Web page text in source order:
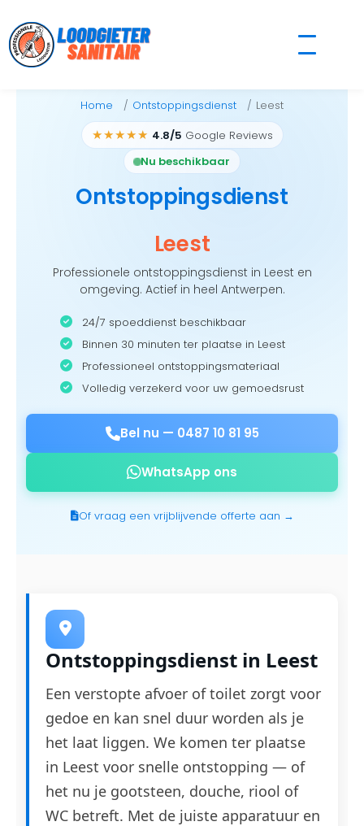
to
content
Home Ontstoppingsdienst Leest
★★★★★ 4.8/5 Google Reviews
Nu beschikbaar
Ontstoppingsdienst
Leest
Professionele ontstoppingsdienst in Leest en
omgeving. Actief in heel Antwerpen.
24/7 spoeddienst beschikbaar
Binnen 30 minuten ter plaatse in Leest
Professioneel ontstoppingsmateriaal
Volledig verzekerd voor uw gemoedsrust
Bel nu — 0487 10 81 95
WhatsApp ons
Of vraag een vrijblijvende offerte aan →
Ontstoppingsdienst in Leest
Een verstopte afvoer of toilet zorgt voor
gedoe en kan snel duur worden als je
het laat liggen. We komen ter plaatse
in Leest voor snelle ontstopping — of
het nu je gootsteen, douche, riool of
WC betreft. Met de juiste apparatuur en